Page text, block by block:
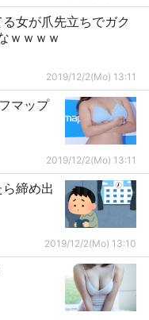
女が爪先立ちでガク
ｗｗｗｗ
2019/12/2(Mo) 13:11
マップ
2019/12/2(Mo) 13:11
締め出
2019/12/2(Mo) 13:10